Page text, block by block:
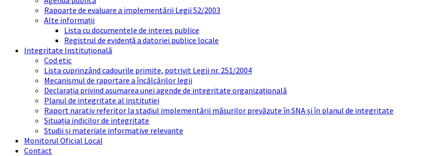
Rapoarte de evaluare a implementării Legii 52/2003
Alte informații
Lista cu documentele de interes publice
Registrul de evidență a datoriei publice locale
Integritate Instituțională
Cod etic
Lista cuprinzând cadourile primite, potrivit Legii nr. 251/2004
Mecanismul de raportare a încălcărilor legii
Declarația privind asumarea unei agende de integritate organizațională
Planul de integritate al instituției
Raport narativ referitor la stadiul implementării măsurilor prevăzute în SNA și în planul de integritate
Situația indicilor de integritate
Studii și materiale informative relevante
Monitorul Oficial Local
Contact